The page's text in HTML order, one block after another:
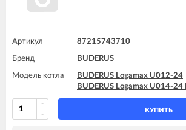
Артикул 87215743710
Бренд BUDERUS
Модель котла
BUDERUS Logamax U012-24
BUDERUS Logamax U014-24
КУПИТЬ